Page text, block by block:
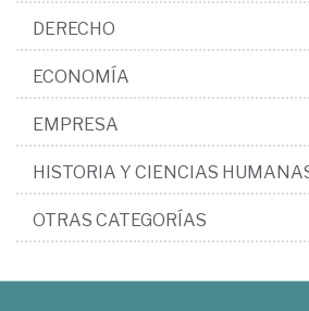
DERECHO
ECONOMÍA
EMPRESA
HISTORIA Y CIENCIAS
OTRAS CATEGORÍAS